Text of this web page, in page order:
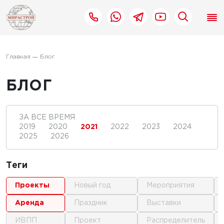
Главная Блог
БЛОГ
ЗА ВСЕ ВРЕМЯ
2019
2020 2021 2022 2023
2024
2025
2026
Теги
проекты
аренда
ИВПП
новый год
праздник
проект
мероприятия
выставки
распределитель